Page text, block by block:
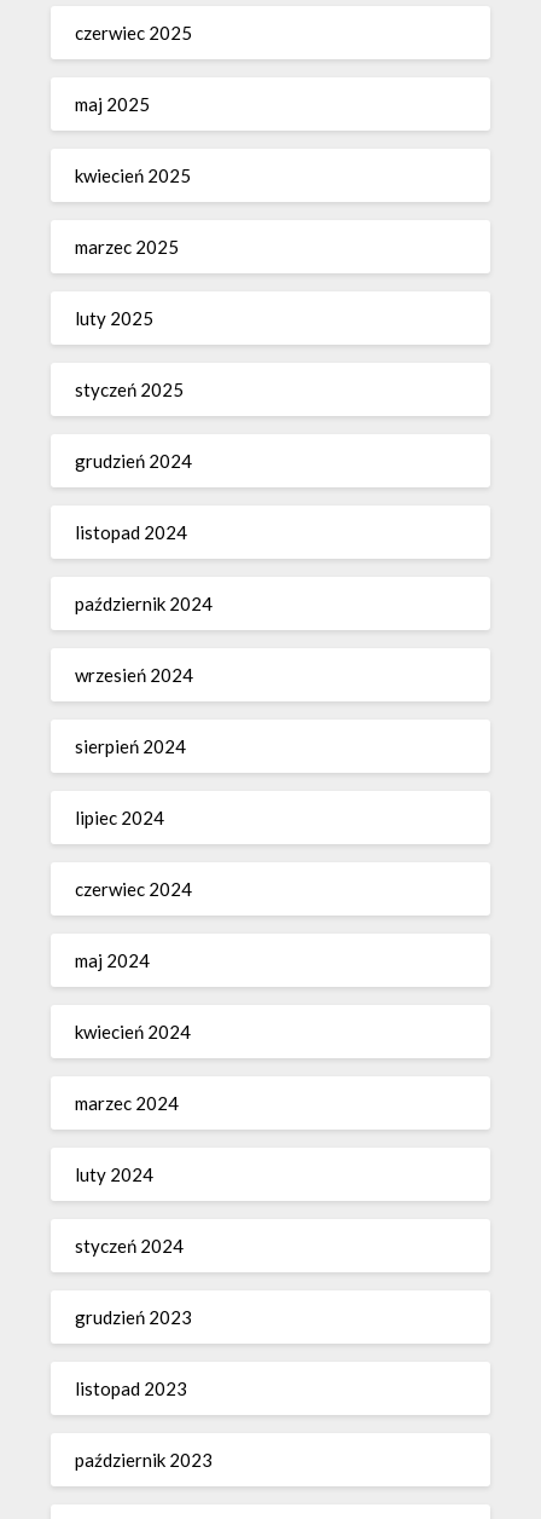
czerwiec 2025
maj 2025
kwiecień 2025
marzec 2025
luty 2025
styczeń 2025
grudzień 2024
listopad 2024
październik 2024
wrzesień 2024
sierpień 2024
lipiec 2024
czerwiec 2024
maj 2024
kwiecień 2024
marzec 2024
luty 2024
styczeń 2024
grudzień 2023
listopad 2023
październik 2023